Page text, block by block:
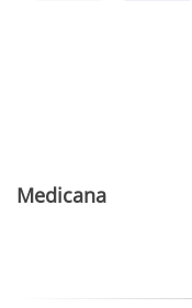
Medicana